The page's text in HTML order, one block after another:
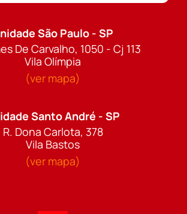
São Paulo - SP
De Carvalho, 1050 - Cj 113
Vila Olímpia
(ver mapa)
Santo André - SP
R. Dona Carlota, 378
Vila Bastos
(ver mapa)